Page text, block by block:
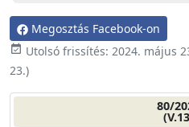
Megosztás Facebook-on
event_available Utolsó frissítés: 2024. május
23.)
80/